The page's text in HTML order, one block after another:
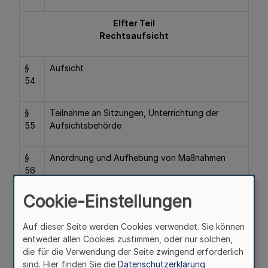
Elfter Teil
Rechtsaufsicht
§
54
Aufsicht
§
55
Teilnahme an Sitzungen, Unterrichtung der
Aufsichtsbehörde
§
56
Anordnung und Aufhebung von Maßnahmen
§
Beauftragte oder Beauftragter der
§
58
Genehmigung von Geschäften
Cookie-Einstellungen
Auf dieser Seite werden Cookies verwendet. Sie können
entweder allen Cookies zustimmen, oder nur solchen,
die für die Verwendung der Seite zwingend erforderlich
sind. Hier finden Sie die Datenschutzerklärung